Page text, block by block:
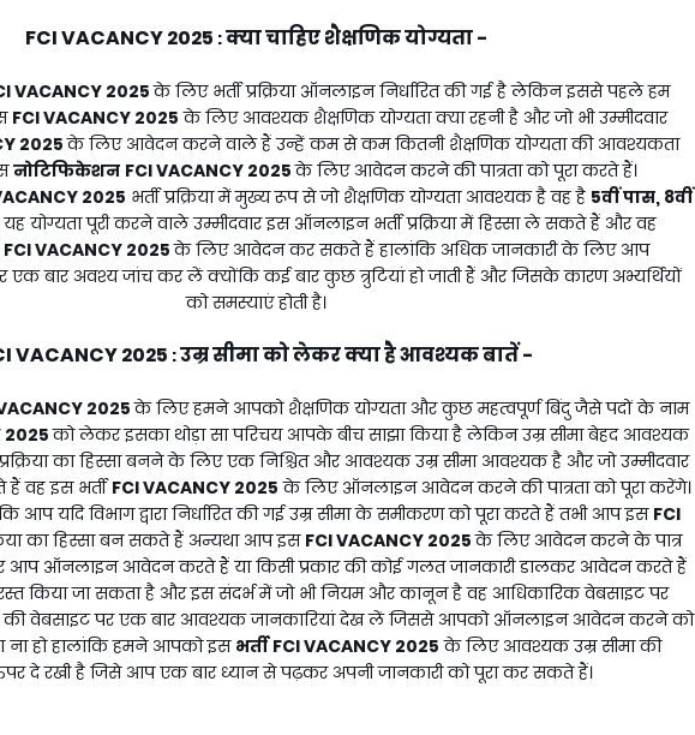
FCI VACANCY 2025 :क्या चाहिए शैक्षणिक योग्यता -
VACANCY 2025के लिए भर्ती प्रक्रिया ऑनलाइन निर्धारित की गई है लेकिन इससे पहले हम
FCI VACANCY 2025 के लिए आवश्यक शैक्षणिक योग्यता क्या रहनी है और जो भी उम्मीदवार
2025 के लिए आवेदन करने वाले हैं उन्हें कम से कम कितनी शैक्षणिक योग्यता की आवश्यकता
नोटिफिकेशन FCI VACANCY 2025के लिए आवेदन करने की पात्रता को पूरा करते हैं।
2025 भर्ती प्रक्रिया में मुख्य रूप से जो शैक्षणिक योग्यता आवश्यक है वह है 5वीं पास, 8वीं
योग्यता पूरी करने वाले उम्मीदवार इस ऑनलाइन भर्ती प्रक्रिया में हिस्सा ले सकते हैं और वह
FCI VACANCY 2025के लिए आवेदन कर सकते हैं हालांकि अधिक जानकारी के लिए आप
एक बार अवश्य जांच कर लें क्योंकि कई बार कुछ त्रुटियां हो जाती हैं और जिसके कारण अभ्यर्थियों
को समस्याएं होती है।
VACANCY 2025 :उम्र सीमा को लेकर क्या है आवश्यक बातें -
2025के लिए हमने आपको शैक्षणिक योग्यता और कुछ महत्वपूर्ण बिंदु जैसे पदों के नाम
2025 को लेकर इसका थोड़ा सा परिचय आपके बीच साझा किया है लेकिन उम्र सीमा बेहद आवश्यक
प्रक्रिया का हिस्सा बनने के लिए एक निश्चित और आवश्यक उम्र सीमा आवश्यक है और जो उम्मीदवार
हैं वह इस भर्तीFCI VACANCY 2025 के लिए ऑनलाइन आवेदन करने की पात्रता को पूरा करेंगे।
यदि विभाग द्वारा निर्धारित की गई उम्र सीमा के समीकरण को पूरा करते हैं तभी आप इस FCI
का हिस्सा बन सकते हैं अन्यथा आप इस FCI VACANCY 2025के लिए आवेदन करने के पात्र
आप ऑनलाइन आवेदन करते हैं या किसी प्रकार की कोई गलत जानकारी डालकर आवेदन करते हैं
किया जा सकता है और इस संदर्भ में जो भी नियम और कानून है वह आधिकारिक वेबसाइट पर
की वेबसाइट पर एक बार आवश्यक जानकारियां देख लें जिससे आपको ऑनलाइन आवेदन करने को
ना हो हालांकि हमने आपको इस भर्ती FCI VACANCY 2025 के लिए आवश्यक उम्र सीमा की
दे रखी है जिसे आप एक बार ध्यान से पढ़कर अपनी जानकारी को पूरा कर सकते हैं।